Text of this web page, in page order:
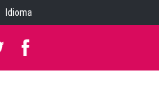
Idioma